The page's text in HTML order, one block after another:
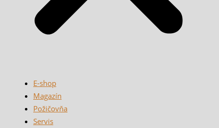
E-shop
Magazín
Požičovňa
Servis